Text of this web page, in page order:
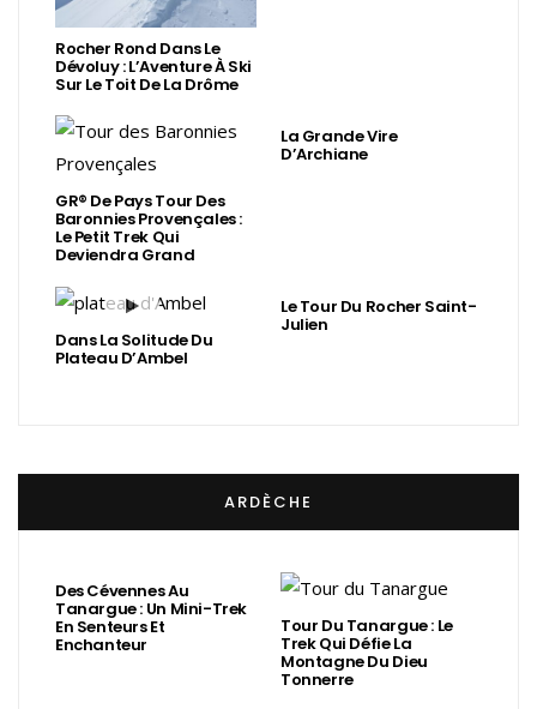
Rocher Rond Dans Le
Dévoluy : L’Aventure À Ski
Sur Le Toit De La Drôme
GR® De Pays Tour Des
Baronnies Provençales :
Le Petit Trek Qui
Deviendra Grand
La Grande Vire
D’Archiane
Dans La Solitude Du
Plateau D’Ambel
Le Tour Du Rocher Saint-
Julien
ARDÈCHE
Des Cévennes Au
Tanargue : Un Mini-Trek
En Senteurs Et
Enchanteur
Tour Du Tanargue : Le
Trek Qui Défie La
Montagne Du Dieu
Tonnerre